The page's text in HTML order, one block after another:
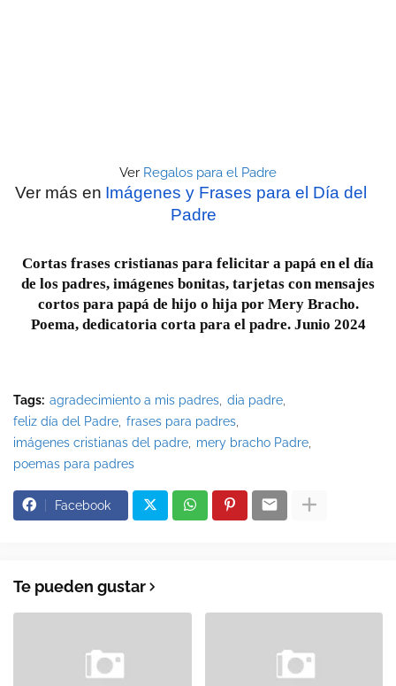
Ver Regalos para el Padre
Ver más en Imágenes y Frases para el Día del
Padre
Cortas frases cristianas para felicitar a papá en el día
de los padres, imágenes bonitas, tarjetas con mensajes
cortos para papá de hijo o hija por Mery Bracho.
Poema, dedicatoria corta para el padre. Junio 2024
Tags: agradecimiento a mis padres dia padre
feliz día del Padre frases para padres
imágenes cristianas del padre
mery bracho Padre
poemas para padres
Facebook
Te pueden gustar